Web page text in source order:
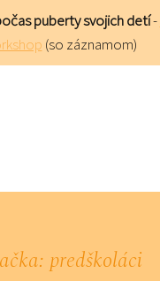
puberty svojich detí-
(so záznamom)
predškoláci